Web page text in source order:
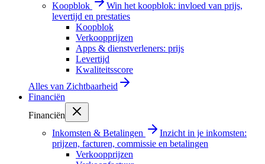
Koopblok
Win het koopblok: invloed van prijs,
levertijd en prestaties
Koopblok
Verkoopprijzen
Apps & dienstverleners: prijs
Levertijd
Kwaliteitsscore
Alles van Zichtbaarheid
Financiën
Financiën
Inkomsten & Betalingen
Inzicht in je inkomsten:
prijzen, facturen, commissie en betalingen
Verkoopprijzen